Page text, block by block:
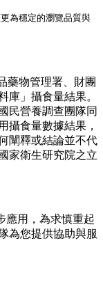
為穩定的瀏覽品質與
藥物管理署、財團
庫」攝食量結果。
民營養調查團隊同
攝食量數據結果，
闡釋或結論並不代
家衛生研究院之立
應用，為求慎重起
為您提供協助與服